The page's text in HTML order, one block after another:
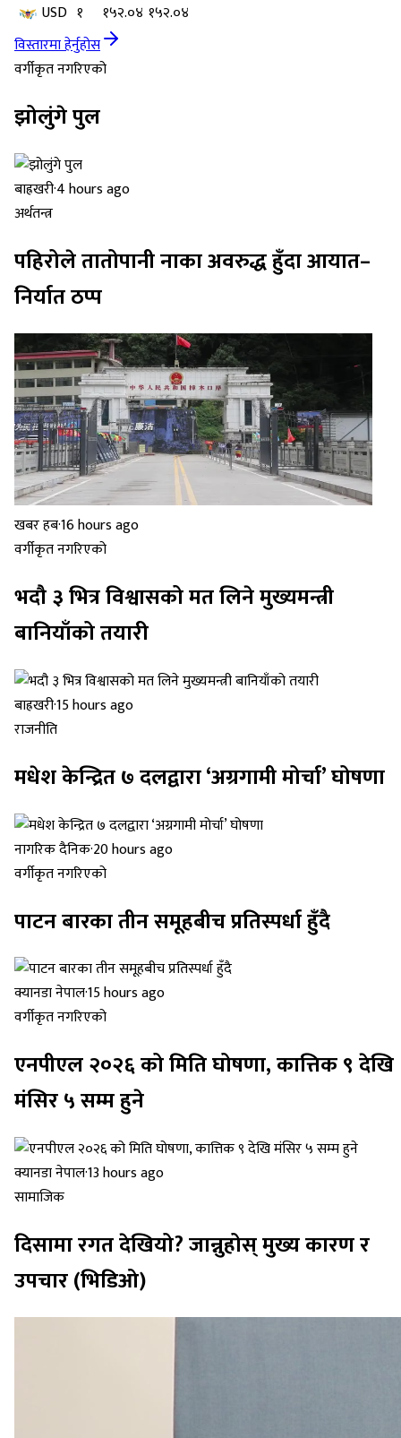
USD १ १५२.०४ १५२.०४
विस्तारमा हेर्नुहोस
वर्गीकृत नगरिएको
झोलुंगे पुल
बाह्रखरी·4 hours ago
अर्थतन्त्र
पहिरोले तातोपानी नाका अवरुद्ध हुँदा आयात–
निर्यात ठप्प
खबर हब·16 hours ago
वर्गीकृत नगरिएको
भदौ ३ भित्र विश्वासको मत लिने मुख्यमन्त्री
बानियाँको तयारी
बाह्रखरी·15 hours ago
राजनीति
मधेश केन्द्रित ७ दलद्वारा ‘अग्रगामी मोर्चा’ घोषणा
नागरिक दैनिक·20 hours ago
वर्गीकृत नगरिएको
पाटन बारका तीन समूहबीच प्रतिस्पर्धा हुँदै
क्यानडा नेपाल·15 hours ago
वर्गीकृत नगरिएको
एनपीएल २०२६ को मिति घोषणा, कात्तिक ९ देखि
मंसिर ५ सम्म हुने
क्यानडा नेपाल·13 hours ago
सामाजिक
दिसामा रगत देखियो? जान्नुहोस् मुख्य कारण र
उपचार (भिडिओ)